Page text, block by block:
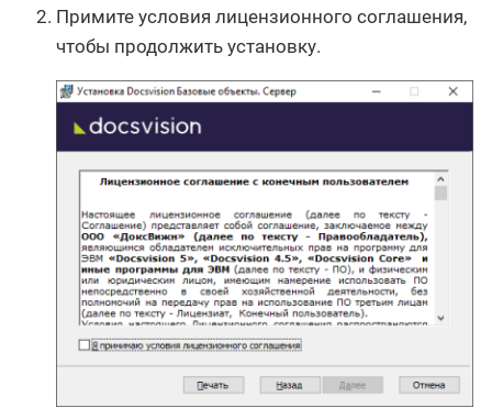
Примите условия лицензионного соглашения,
чтобы продолжить установку.